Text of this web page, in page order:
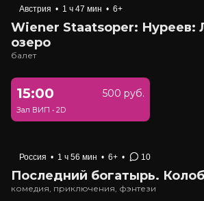
Австрия • 1 ч 47 мин • 6+
Wiener Staatsoper: Нуреев:
озеро
балет
15:00 500 руб.
Зал ВИП • 2D
Россия • 1 ч 56 мин • 6+ • 10
Последний богатырь.
комедия, приключения, фэнтези